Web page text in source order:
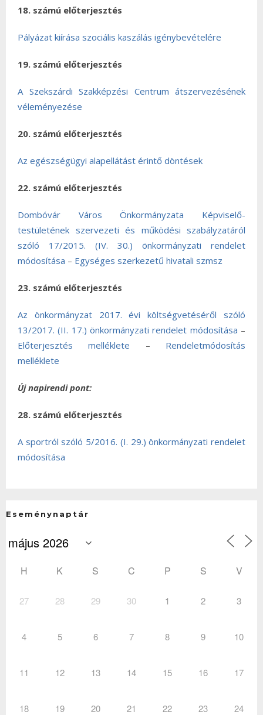
18. számú előterjesztés
Pályázat kiírása szociális kaszálás igénybevételére
19. számú előterjesztés
A Szekszárdi Szakképzési Centrum átszervezésének
véleményezése
20. számú előterjesztés
Az egészségügyi alapellátást érintő döntések
22. számú előterjesztés
Dombóvár Város Önkormányzata Képviselő-
testületének szervezeti és működési szabályzatáról
szóló 17/2015. (IV. 30.) önkormányzati rendelet
módosítása – Egységes szerkezetű hivatali szmsz
23. számú előterjesztés
Az önkormányzat 2017. évi költségvetéséről szóló
13/2017. (II. 17.) önkormányzati rendelet módosítása –
Előterjesztés melléklete – Rendeletmódosítás
melléklete
Új napirendi pont:
28. számú előterjesztés
A sportról szóló 5/2016. (I. 29.) önkormányzati rendelet
módosítása
Eseménynaptár
H K S C P S V
27 28 29 30 1 2 3
4 5 6 7 8 9 10
11 12 13 14 15 16 17
18 19 20 21 22 23 24